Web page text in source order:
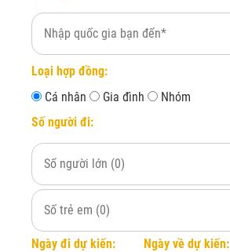
Phí
Loại hợp đồng:
Cá nhân
Gia đình
Nhóm
Số người đi:
Ngày đi dự kiến: Ngày về dự kiến: